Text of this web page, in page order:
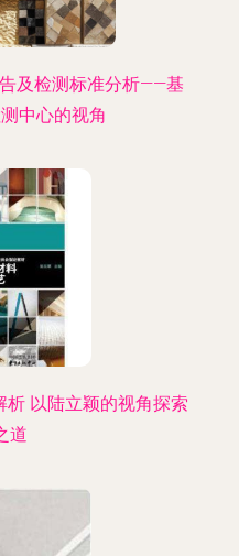
及检测标准分析——基
中心的视角
以陆立颖的视角探索
道